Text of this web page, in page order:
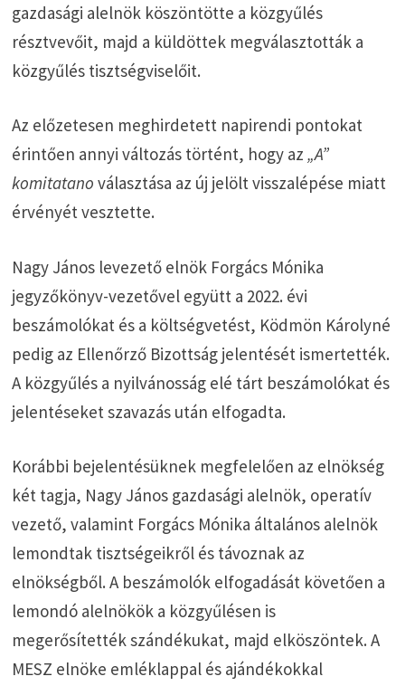
gazdasági alelnök köszöntötte a közgyűlés
résztvevőit, majd a küldöttek megválasztották a
közgyűlés tisztségviselőit.
Az előzetesen meghirdetett napirendi pontokat
érintően annyi változás történt, hogy az „A”
komitatano választása az új jelölt visszalépése miatt
érvényét vesztette.
Nagy János levezető elnök Forgács Mónika
jegyzőkönyv-vezetővel együtt a 2022. évi
beszámolókat és a költségvetést, Ködmön Károlyné
pedig az Ellenőrző Bizottság jelentését ismertették.
A közgyűlés a nyilvánosság elé tárt beszámolókat és
jelentéseket szavazás után elfogadta.
Korábbi bejelentésüknek megfelelően az elnökség
két tagja, Nagy János gazdasági alelnök, operatív
vezető, valamint Forgács Mónika általános alelnök
lemondtak tisztségeikről és távoznak az
elnökségből. A beszámolók elfogadását követően a
lemondó alelnökök a közgyűlésen is
megerősítették szándékukat, majd elköszöntek. A
MESZ elnöke emléklappal és ajándékokkal